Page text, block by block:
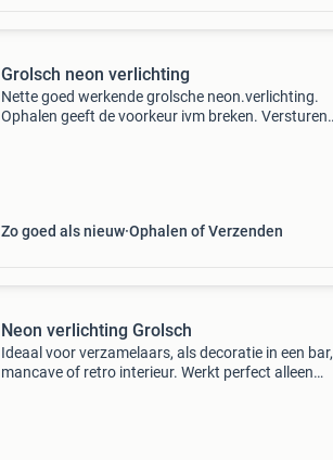
Grolsch neon verlichting
Nette goed werkende grolsche neon.verlichting.
Ophalen geeft de voorkeur ivm breken. Versturen
Zo goed als nieuw Ophalen of Verzenden
Neon verlichting Grolsch
Ideaal voor verzamelaars, als decoratie in een bar,
mancave of retro interieur. Werkt perfect alleen